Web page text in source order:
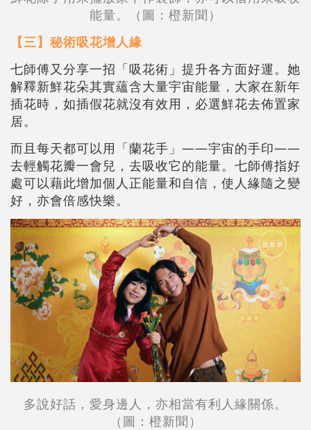
能量。（圖：橙新聞）
【三】秘術吸花增人緣
七師傅又分享一招「吸花術」提升各方面好運。她
解釋新鮮花朵其實蘊含大量宇宙能量，大家在新年
插花時，如插假花就沒有效用，必選鮮花去佈置家
居。
而且每天都可以用「蘭花手」——宇宙的手印——
去輕觸花瓣一會兒，去吸收它的能量。七師傅指好
處可以藉此增加個人正能量和自信，使人緣隨之變
好，亦會倍感快樂。
多說好話，愛身邊人，亦相當有利人緣關係。
（圖：橙新聞）